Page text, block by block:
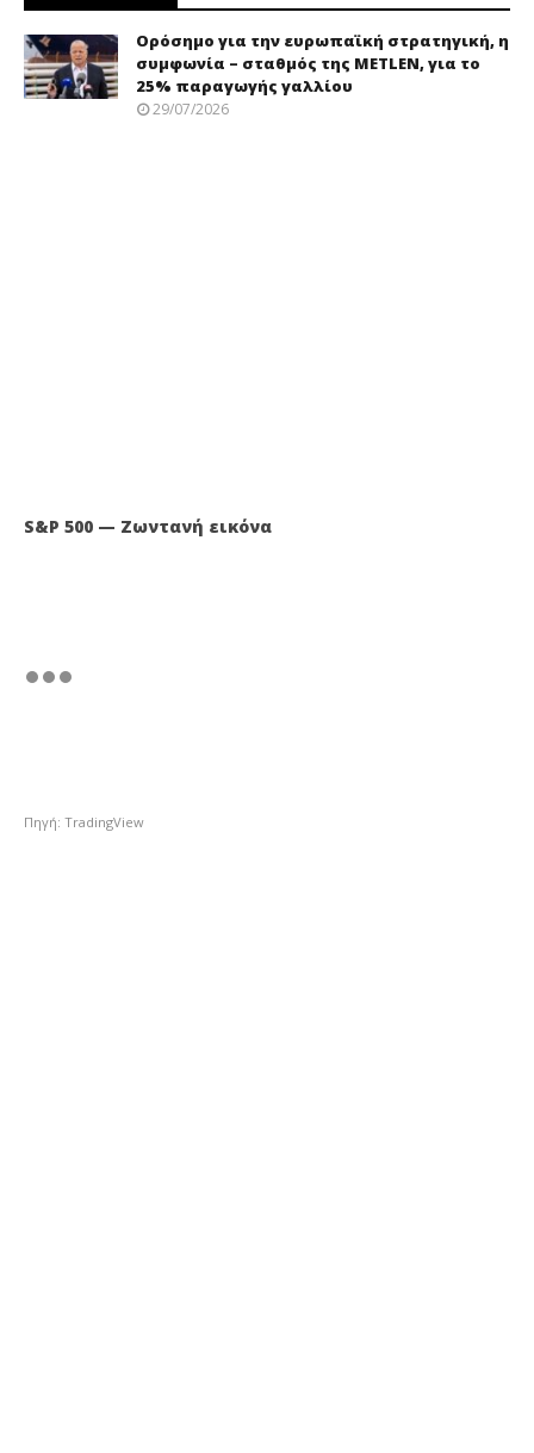
Ορόσημο για την ευρωπαϊκή στρατηγική, η
συμφωνία – σταθμός της METLEN, για το
25% παραγωγής γαλλίου
29/07/2026
S&P 500 — Ζωντανή εικόνα
Πηγή: TradingView